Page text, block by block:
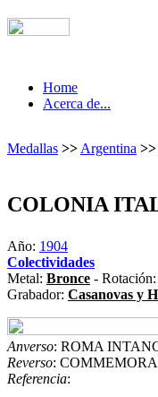
Home
Acerca de...
Medallas >> Argentina >>
COLONIA
Año: 1904
Colectividades
Metal: Bronce -
Grabador: Casanovas y
Anverso: ROMA
Reverso:
Referencia: